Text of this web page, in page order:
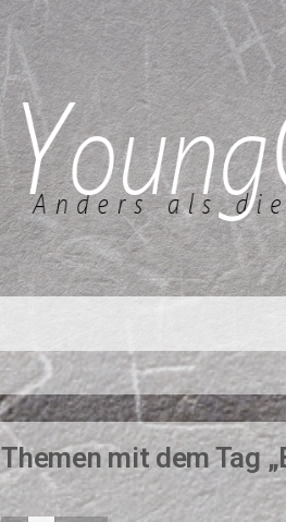
Themen mit dem Tag